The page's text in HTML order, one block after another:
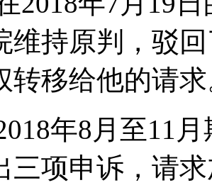
维持原判，驳
转移给他的请
年8月至11
三项申诉，请